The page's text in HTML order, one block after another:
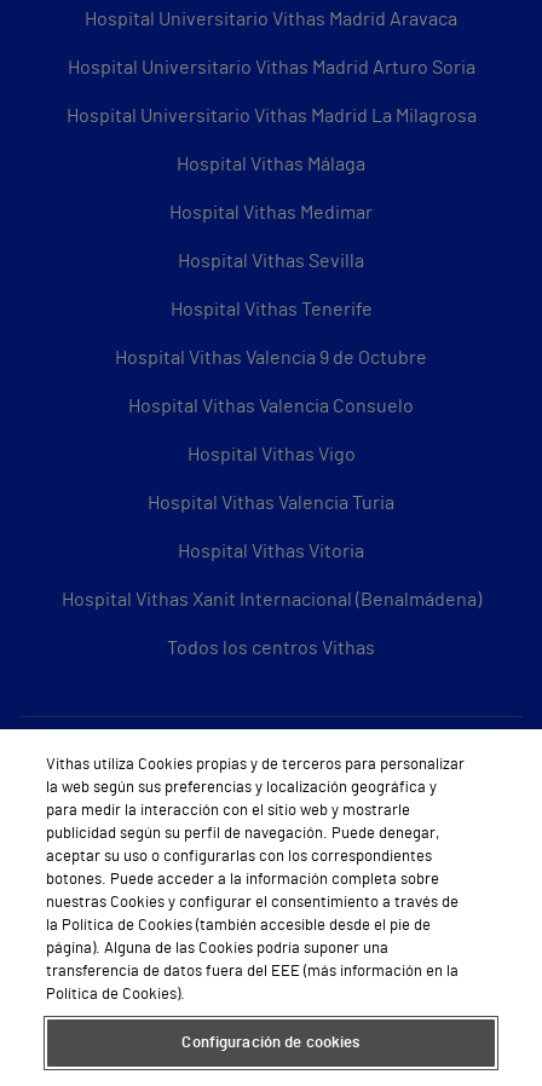
Hospital Universitario Vithas Madrid Aravaca
Hospital Universitario Vithas Madrid Arturo Soria
Hospital Universitario Vithas Madrid La Milagrosa
Hospital Vithas Málaga
Hospital Vithas Medimar
Hospital Vithas Sevilla
Hospital Vithas Tenerife
Hospital Vithas Valencia 9 de Octubre
Hospital Vithas Valencia Consuelo
Hospital Vithas Vigo
Hospital Vithas Valencia Turia
Hospital Vithas Vitoria
Hospital Vithas Xanit Internacional (Benalmádena)
Todos los centros Vithas
Sobre Vithas
Quiénes somos
Trabajar en Vithas
Teléfono Cita Médica
Teléfono Atención al Cliente
Política de seguridad y salud en el trabajo
Conoce a Supervita
Vithas utiliza Cookies propias y de terceros para personalizar
la web según sus preferencias y localización geográfica y
para medir la interacción con el sitio web y mostrarle
publicidad según su perfil de navegación. Puede denegar,
aceptar su uso o configurarlas con los correspondientes
botones. Puede acceder a la información completa sobre
nuestras Cookies y configurar el consentimiento a través de
la Política de Cookies (también accesible desde el pie de
página). Alguna de las Cookies podría suponer una
transferencia de datos fuera del EEE (más información en la
Política de Cookies).
Configuración de cookies